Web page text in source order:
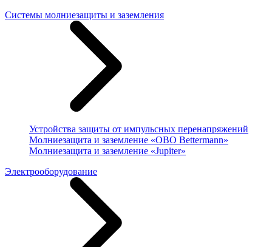
Системы молниезащиты и заземления
Устройства защиты от импульсных перенапряжений
Молниезащита и заземление «OBO Bettermann»
Молниезащита и заземление «Jupiter»
Электрооборудование